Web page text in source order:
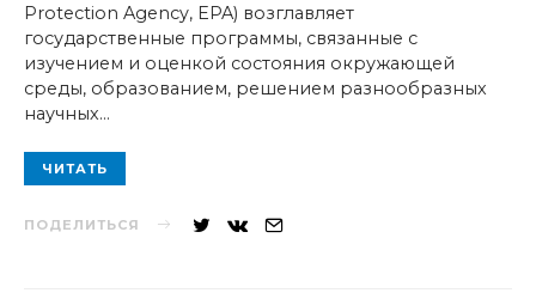
Protection Agency, EPA) возглавляет
государственные программы, связанные с
изучением и оценкой состояния окружающей
среды, образованием, решением разнообразных
научных…
ЧИТАТЬ
ПОДЕЛИТЬСЯ